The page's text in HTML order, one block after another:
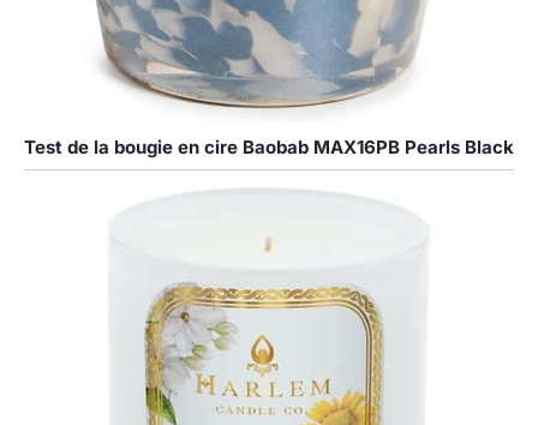
Test de la bougie en cire Baobab MAX16PB Pearls Black